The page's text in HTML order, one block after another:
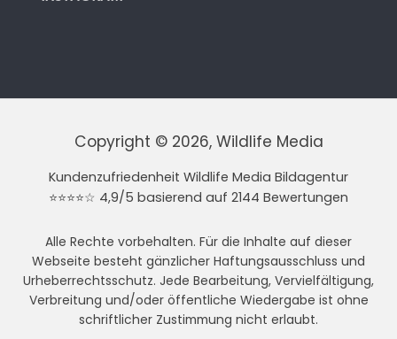
Copyright © 2026, Wildlife Media
Kundenzufriedenheit Wildlife Media Bildagentur
⭐⭐⭐⭐☆ 4,9/5 basierend auf 2144 Bewertungen
Alle Rechte vorbehalten. Für die Inhalte auf dieser
Webseite besteht gänzlicher Haftungsausschluss und
Urheberrechtsschutz. Jede Bearbeitung, Vervielfältigung,
Verbreitung und/oder öffentliche Wiedergabe ist ohne
schriftlicher Zustimmung nicht erlaubt.